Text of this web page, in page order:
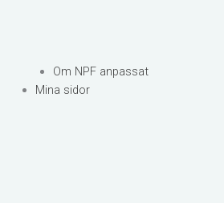
Om NPF anpassat
Mina sidor